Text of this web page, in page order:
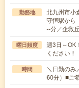
勤務地
北九州市小
守恒駅から
--分／企救
曜日頻度
週3日～OK
ください！
時間
＼日勤のみ
60分）■ご